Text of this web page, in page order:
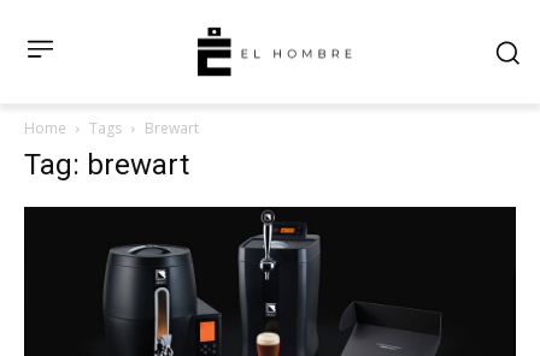
Home Tags Brewart
Tag: brewart